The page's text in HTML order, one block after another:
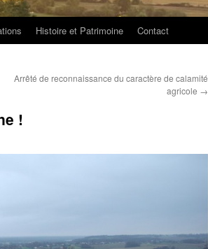
Histoire et Patrimoine Contact
Arrêté de reconnaissance du caractère de calamité
agricole →
!